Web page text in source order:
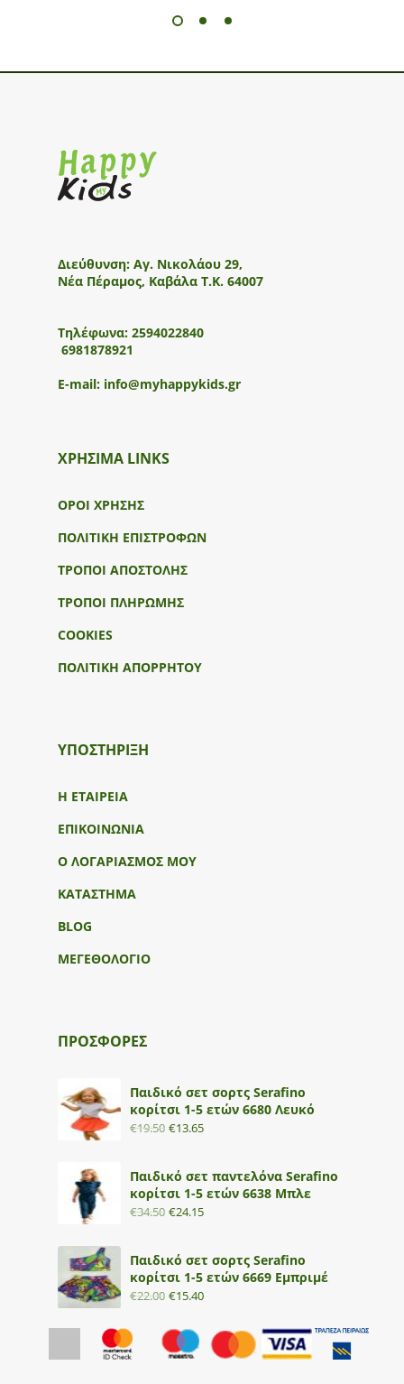
Διεύθυνση: Αγ. Νικολάου 29,
Νέα Πέραμος, Καβάλα Τ.Κ. 64007
Τηλέφωνα: 2594022840
6981878921
E-mail: info@myhappykids.gr
ΧΡΗΣΙΜΑ LINKS
ΟΡΟΙ ΧΡΗΣΗΣ
ΠΟΛΙΤΙΚΗ ΕΠΙΣΤΡΟΦΩΝ
ΤΡΟΠΟΙ ΑΠΟΣΤΟΛΗΣ
ΤΡΟΠΟΙ ΠΛΗΡΩΜΗΣ
COOKIES
ΠΟΛΙΤΙΚΗ ΑΠΟΡΡΗΤΟΥ
ΥΠΟΣΤΉΡΙΞΗ
Η ΕΤΑΙΡΕΙΑ
ΕΠΙΚΟΙΝΩΝΙΑ
Ο ΛΟΓΑΡΙΑΣΜΟΣ ΜΟΥ
ΚΑΤΑΣΤΗΜΑ
BLOG
ΜΕΓΕΘΟΛΟΓΙΟ
ΠΡΟΣΦΟΡΕΣ
Παιδικό σετ σορτς Serafino
κορίτσι 1-5 ετών 6680 Λευκό
€19.50 €13.65
Παιδικό σετ παντελόνα Serafino
κορίτσι 1-5 ετών 6638 Μπλε
€34.50 €24.15
Παιδικό σετ σορτς Serafino
κορίτσι 1-5 ετών 6669 Εμπριμέ
€22.00 €15.40